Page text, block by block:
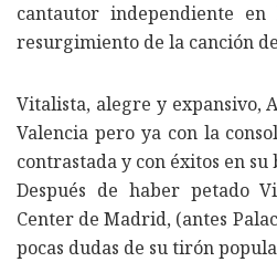
cantautor independiente
resurgimiento de la canción
Vitalista, alegre y expansivo,
Valencia pero ya con la
contrastada y con éxitos en
Después de haber petado
Center de Madrid, (antes
pocas dudas de su tirón